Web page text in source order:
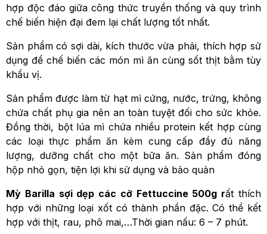
hợp độc đáo giữa công thức truyền thống và quy trình
chế biến hiện đại đem lại chất lượng tốt nhất.
Sản phẩm có sợi dài, kích thước vừa phải, thích hợp sử
dụng để chế biến các món mì ăn cùng sốt thịt bằm tùy
khẩu vị.
Sản phẩm được làm từ hạt mì cứng, nước, trứng, không
chứa chất phụ gia nên an toàn tuyệt đối cho sức khỏe.
Đồng thời, bột lúa mì chứa nhiều protein kết hợp cùng
các loại thực phẩm ăn kèm cung cấp đầy đủ năng
lượng, dưỡng chất cho một bữa ăn. Sản phẩm đóng
hộp nhỏ gọn, tiện lợi khi sử dụng và bảo quản
Mỳ Barilla sợi dẹp các cỡ Fettuccine 500g rất thích
hợp với những loại xốt có thành phần đặc. Có thể kết
hợp với thịt, rau, phô mai,…Thời gian nấu: 6 – 7 phút.